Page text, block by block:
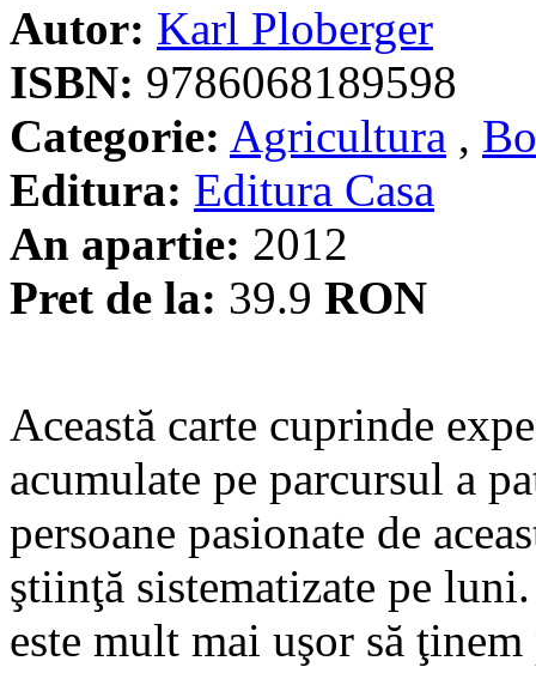
Autor: Karl Ploberger
ISBN: 9786068189598
Categorie: Agricultura ,
Editura: Editura Casa
An apartie: 2012
Pret de la: 39.9 RON
Această carte cuprinde
acumulate pe parcursul a
persoane pasionate de
ştiinţă sistematizate pe
este mult mai uşor să